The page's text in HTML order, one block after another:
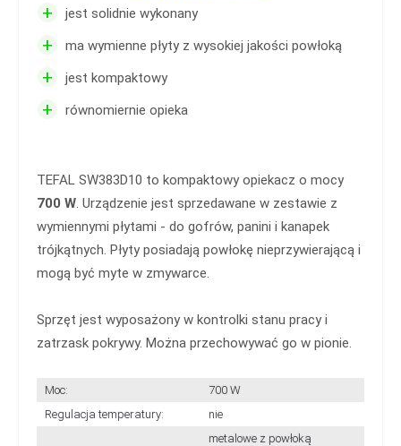
+ jest solidnie wykonany
+ ma wymienne płyty z wysokiej jakości powłoką
+ jest kompaktowy
+ równomiernie opieka
TEFAL SW383D10 to kompaktowy opiekacz o mocy
700 W. Urządzenie jest sprzedawane w zestawie z
wymiennymi płytami - do gofrów, panini i kanapek
trójkątnych. Płyty posiadają powłokę nieprzywierającą i
mogą być myte w zmywarce.
Sprzęt jest wyposażony w kontrolki stanu pracy i
zatrzask pokrywy. Można przechowywać go w pionie.
Moc:
700 W
Regulacja temperatury:
nie
metalowe z powłoką